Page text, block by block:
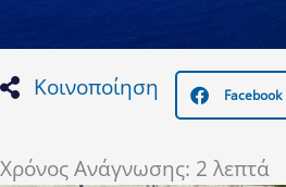
Κοινοποίηση Facebook
Χρόνος Ανάγνωσης: 2 λεπτά